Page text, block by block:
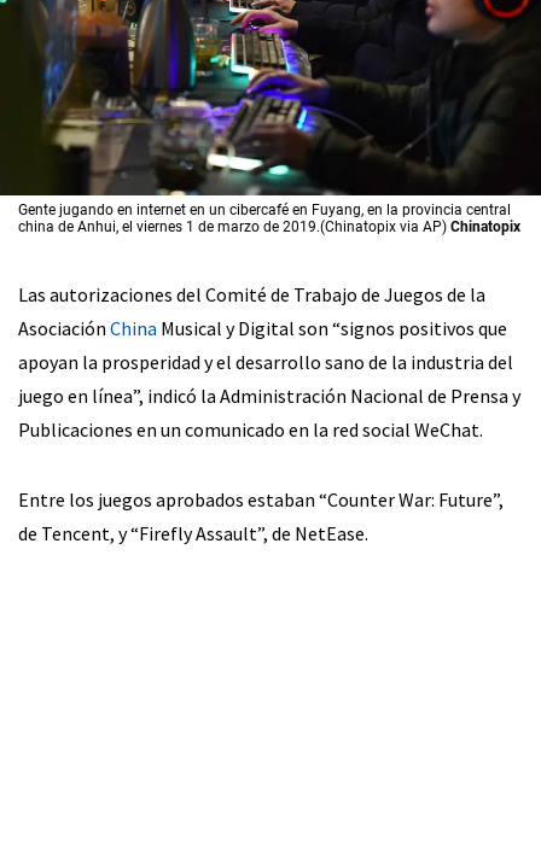
Gente jugando en internet en un cibercafé en Fuyang, en la provincia central
china de Anhui, el viernes 1 de marzo de 2019.(Chinatopix via AP) Chinatopix
Las autorizaciones del Comité de Trabajo de Juegos de la
Asociación China Musical y Digital son “signos positivos que
apoyan la prosperidad y el desarrollo sano de la industria del
juego en línea”, indicó la Administración Nacional de Prensa y
Publicaciones en un comunicado en la red social WeChat.
Entre los juegos aprobados estaban “Counter War: Future”,
de Tencent, y “Firefly Assault”, de NetEase.